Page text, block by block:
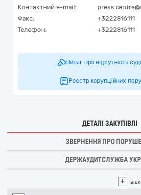
Контактний e-mail:
Факс:
+3222816111
Телефон:
+3222816111
Витяг про відсутність
Реєстр корупційних
ДЕТАЛІ ЗАКУПІВЛІ
ЗВЕРНЕННЯ ПРО
ДЕРЖАУДИТСЛУЖБА
+